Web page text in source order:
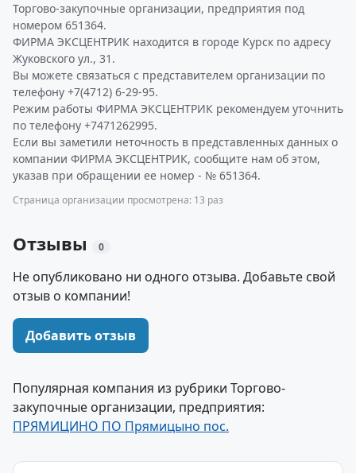
Торгово-закупочные организации, предприятия под
номером 651364.
ФИРМА ЭКСЦЕНТРИК находится в городе Курск по адресу
Жуковского ул., 31.
Вы можете связаться с представителем организации по
телефону +7(4712) 6-29-95.
Режим работы ФИРМА ЭКСЦЕНТРИК рекомендуем уточнить
по телефону +7471262995.
Если вы заметили неточность в представленных данных о
компании ФИРМА ЭКСЦЕНТРИК, сообщите нам об этом,
указав при обращении ее номер - № 651364.
Страница организации просмотрена: 13 раз
Отзывы 0
Не опубликовано ни одного отзыва. Добавьте свой
отзыв о компании!
Добавить отзыв
Популярная компания из рубрики Торгово-
закупочные организации, предприятия:
ПРЯМИЦИНО ПО Прямицыно пос.